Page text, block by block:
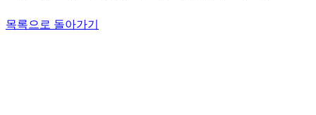
목록으로 돌아가기